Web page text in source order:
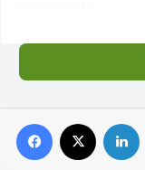
Facebook